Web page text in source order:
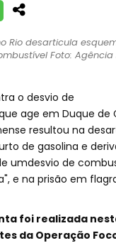
Rio desarticula
Foto: Agência
o desvio de
age em Duque de
resultou na
de gasolina e
umdesvio de
e na prisão em
foi realizada
da Operação